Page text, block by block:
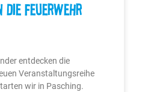
die Feuerwehr
entdecken die
Veranstaltungsreihe
wir in Pasching.